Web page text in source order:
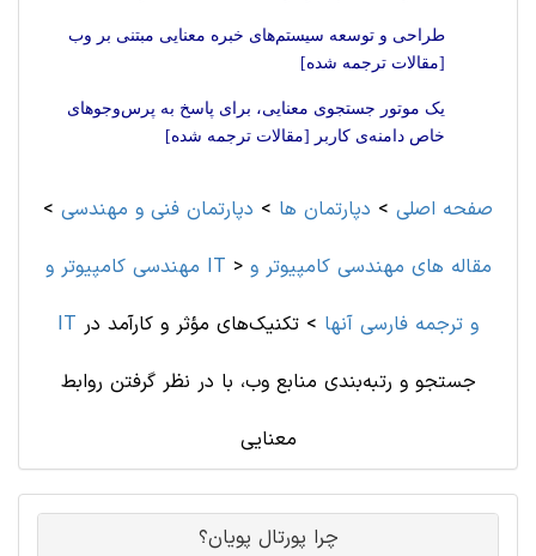
طراحی و توسعه سیستم‌های خبره معنایی مبتنی بر وب
[مقالات ترجمه شده]
یک موتور جستجوی معنایی، برای پاسخ به پرس‌وجوهای
خاص دامنه‌ی کاربر [مقالات ترجمه شده]
صفحه اصلی > دپارتمان ها > دپارتمان فنی و مهندسی >
مهندسی کامپیوتر و IT > مقاله های مهندسی کامپیوتر و
IT و ترجمه فارسی آنها > تکنیک‌های مؤثر و کارآمد در
جستجو و رتبه‌بندی منابع وب، با در نظر گرفتن روابط
معنایی
چرا پورتال پویان؟